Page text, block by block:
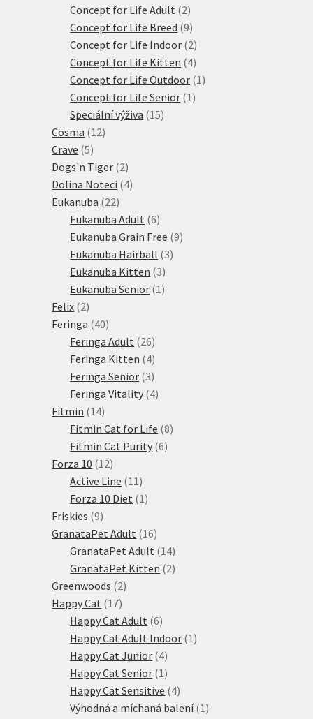
produktů
Concept for Life Adult 22
produkty
Concept for Life Breed 99
produktů
Concept for Life Indoor 22
produkty
Concept for Life Kitten 44
produkty
Concept for Life Outdoor 1 1
Concept for Life Senior 1 1
Speciální výživa 1515
Cosma 1212
Crave 55
produktů
Dogs'n Tiger 22
produkty
Dolina Noteci 44
Eukanuba 2222
produktů
Eukanuba Adult 66
produktů
Eukanuba Grain Free 99
Eukanuba Hairball 33
Eukanuba Kitten 33
produkty
Eukanuba Senior 1 1
Felix 22
produkty
Feringa 4040
produktů
Feringa Adult 2626
produktů
Feringa Kitten 44
produkty
Feringa Senior 33
produkty
Feringa Vitality 44
Fitmin 1414
produktů
Fitmin Cat for Life 88
Fitmin Cat Purity 66
Forza 10 1212
produktů
Active Line 11 11
produktů
Forza 10 Diet 1 1
Friskies 99
produktů
GranataPet Adult 1616
produktů
GranataPet Adult 1414
produktů
GranataPet Kitten 22
Greenwoods 22
Happy Cat 1717
produktů
Happy Cat Adult 66
produktů
Happy Cat Adult Indoor 1 1
Happy Cat Junior 44
produkty
Happy Cat Senior 1 1
produkt
Happy Cat Sensitive 44
produkty
Výhodná a míchaná balení 1 1